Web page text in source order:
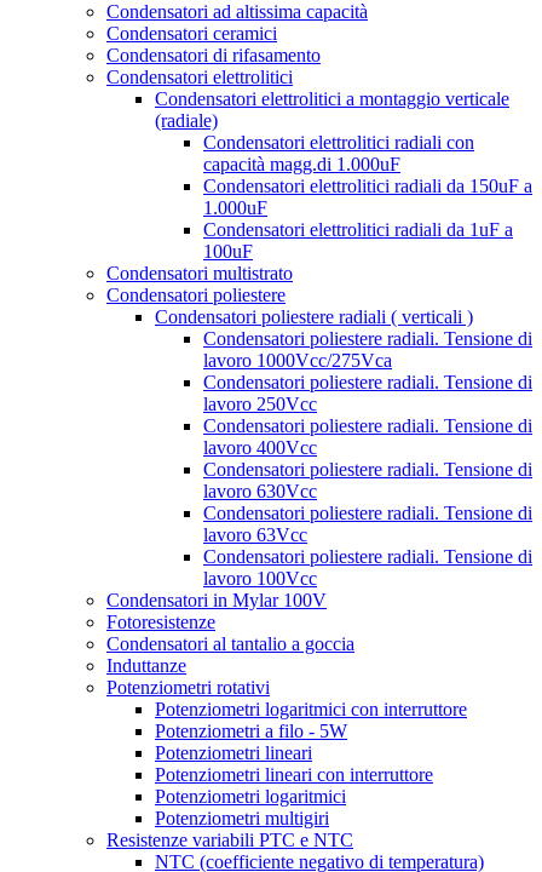
Condensatori ad altissima capacità
Condensatori ceramici
Condensatori di rifasamento
Condensatori elettrolitici
Condensatori elettrolitici a montaggio verticale
(radiale)
Condensatori elettrolitici radiali con
capacità magg.di 1.000uF
Condensatori elettrolitici radiali da 150uF a
1.000uF
Condensatori elettrolitici radiali da 1uF a
100uF
Condensatori multistrato
Condensatori poliestere
Condensatori poliestere radiali ( verticali )
Condensatori poliestere radiali. Tensione di
lavoro 1000Vcc/275Vca
Condensatori poliestere radiali. Tensione di
lavoro 250Vcc
Condensatori poliestere radiali. Tensione di
lavoro 400Vcc
Condensatori poliestere radiali. Tensione di
lavoro 630Vcc
Condensatori poliestere radiali. Tensione di
lavoro 63Vcc
Condensatori poliestere radiali. Tensione di
lavoro 100Vcc
Condensatori in Mylar 100V
Fotoresistenze
Condensatori al tantalio a goccia
Induttanze
Potenziometri rotativi
Potenziometri logaritmici con interruttore
Potenziometri a filo - 5W
Potenziometri lineari
Potenziometri lineari con interruttore
Potenziometri logaritmici
Potenziometri multigiri
Resistenze variabili PTC e NTC
NTC (coefficiente negativo di temperatura)